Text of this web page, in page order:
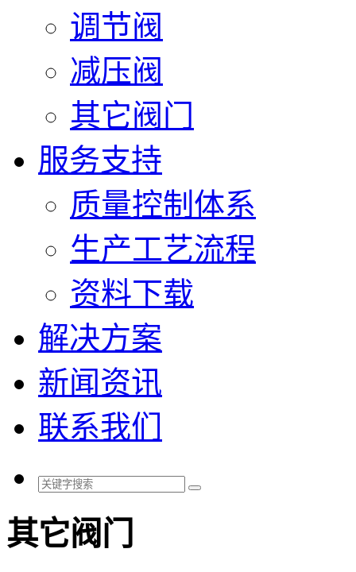
调节阀
减压阀
其它阀门
服务支持
质量控制体系
生产工艺流程
资料下载
解决方案
新闻资讯
联系我们
其它阀门